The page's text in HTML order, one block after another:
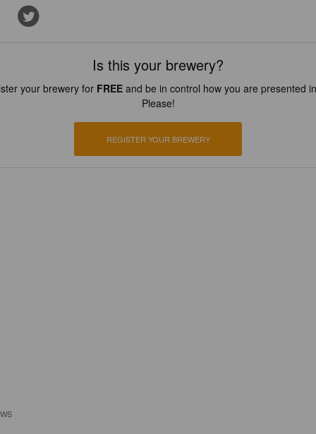
Is this your brewery?
your brewery for FREEand be in control how you are presented
Please!
REGISTER YOUR BREWERY